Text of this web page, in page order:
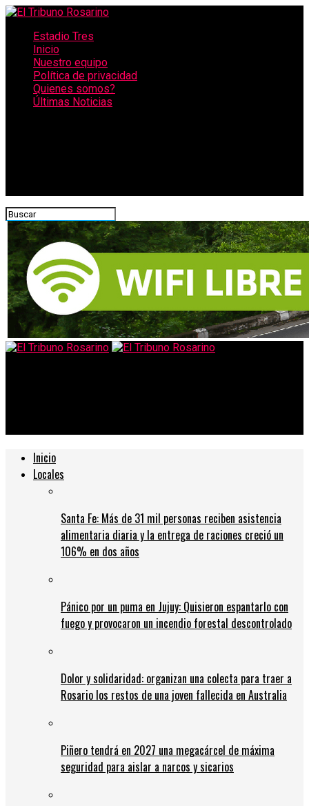
Estadio Tres
Inicio
Nuestro equipo
Política de privacidad
Quienes somos?
Últimas Noticias
Inicio
Locales
Santa Fe: Más de 31 mil personas reciben asistencia
alimentaria diaria y la entrega de raciones creció un
106% en dos años
Pánico por un puma en Jujuy: Quisieron espantarlo con
fuego y provocaron un incendio forestal descontrolado
Dolor y solidaridad: organizan una colecta para traer a
Rosario los restos de una joven fallecida en Australia
Piñero tendrá en 2027 una megacárcel de máxima
seguridad para aislar a narcos y sicarios